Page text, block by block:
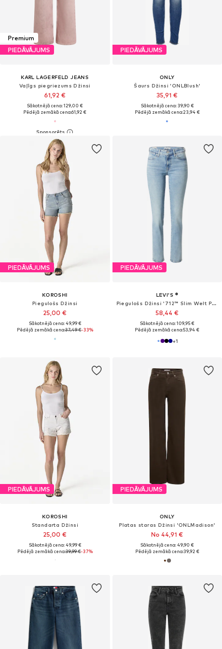
Premium
PIEDĀVĀJUMS
KARL LAGERFELD JEANS
Vaļīgs piegriezums Džinsi
61,92 €
Sākotnējā cena: 129,00 €
Pēdējā zemākā cena:61,92 €
PIEDĀVĀJUMS
ONLY
Šaurs Džinsi 'ONLBlush'
35,91 €
Sākotnējā cena: 39,90 €
Pēdējā zemākā cena:23,94 €
PIEDĀVĀJUMS
KOROSHI
Piegulošs Džinsi
25,00 €
Sākotnējā cena: 49,99 €
Pēdējā zemākā cena:37,49 €-33%
PIEDĀVĀJUMS
LEVI'S ®
Piegulošs Džinsi '712™ Slim Welt Pocket'
58,44 €
Sākotnējā cena: 109,95 €
Pēdējā zemākā cena:53,94 €
+1
PIEDĀVĀJUMS
KOROSHI
Standarta Džinsi
25,00 €
Sākotnējā cena: 49,99 €
Pēdējā zemākā cena:39,99 €-37%
PIEDĀVĀJUMS
ONLY
Platas staras Džinsi 'ONLMadison'
No 44,91 €
Sākotnējā cena: 49,90 €
Pēdējā zemākā cena:39,92 €